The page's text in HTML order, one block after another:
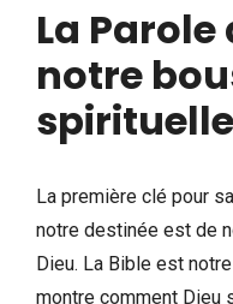
La Parole
notre
spirituelle
La première clé pour
notre destinée est de
Dieu. La Bible est
montre comment Dieu